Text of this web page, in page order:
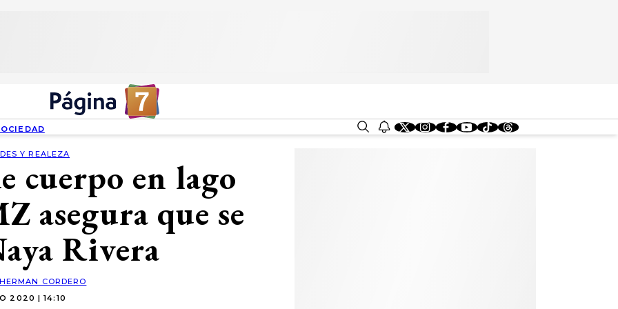
Y REALEZA
cuerpo en lago
asegura que se
Rivera
HERMAN CORDERO
2020 | 14:10